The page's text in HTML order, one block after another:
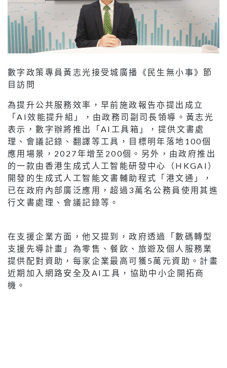
數字政策專員黃志光接受城廣播《民生無小事》節
目訪問
為提升公共服務效率，早前施政報告亦提出成立
「AI效能提升組」，由政務司副司長領導。黃志光
表示，數字辦將推出「AI工具箱」，提供文書處
理、會議記錄、翻譯等工具，目標明年落地100個
應用場景，2027年增至200個。另外，由政府推出
的一款由香港生成式人工智能研發中心（HKGAI）
開發的生成式人工智能文書輔助程式「港文通」，
已在政府內部廣泛應用，超過3萬名公務員使用其進
行文書處理、會議記錄等。
在支援企業方面，他又提到，政府透過「數碼轉型
支援先導計畫」為零售、餐飲、旅遊及個人服務業
提供配對資助，每家企業最高可獲5萬元資助。計畫
近期加入網路安全及AI工具，協助中小企開拓商
機。